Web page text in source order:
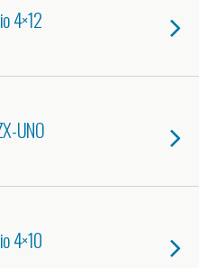
4×12
UNO
4×10